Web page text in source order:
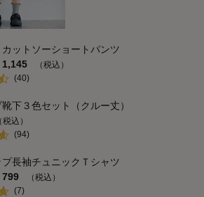
カットソーショートパンツ
1,145
（税込）
(40)
下３色セット（クルー丈）
（税込）
(94)
長袖チュニックＴシャツ
799
（税込）
(7)